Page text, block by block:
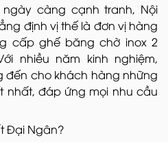
ngày càng cạnh tranh, Nội
định vị thế là đơn vị hàng
cấp ghế băng chờ inox 2
nhiều năm kinh nghiệm,
đến cho khách hàng những
nhất, đáp ứng mọi nhu cầu
Đại Ngân?